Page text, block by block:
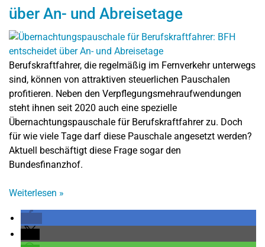
über An- und Abreisetage
Berufskraftfahrer, die regelmäßig im Fernverkehr unterwegs
sind, können von attraktiven steuerlichen Pauschalen
profitieren. Neben den Verpflegungsmehraufwendungen
steht ihnen seit 2020 auch eine spezielle
Übernachtungspauschale für Berufskraftfahrer zu. Doch
für wie viele Tage darf diese Pauschale angesetzt werden?
Aktuell beschäftigt diese Frage sogar den
Bundesfinanzhof.
Weiterlesen »